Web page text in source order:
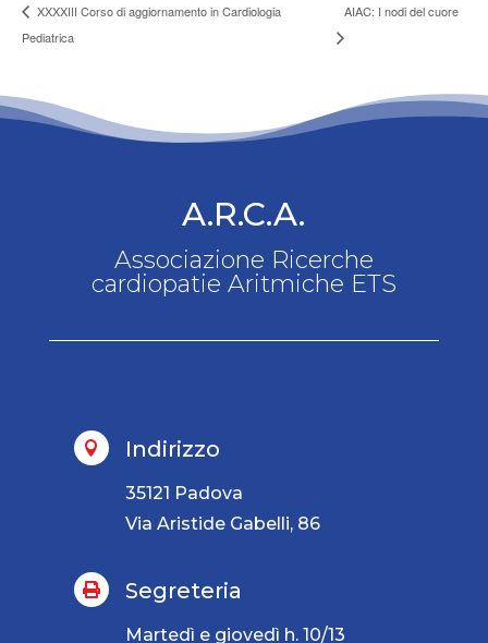
XXXXIII Corso di aggiornamento in Cardiologia
Pediatrica
AIAC: I nodi del cuore
A.R.C.A.
Associazione Ricerche
cardiopatie Aritmiche ETS
 Indirizzo
35121 Padova
Via Aristide Gabelli, 86
 Segreteria
Martedì e giovedì h. 10/13